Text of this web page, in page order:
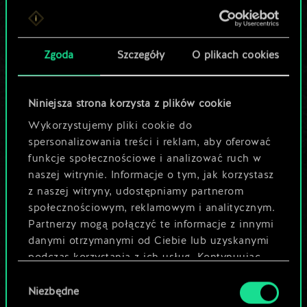
Zgoda Szczegóły O plikach cookies
Niniejsza strona korzysta z plików cookie
Wykorzystujemy pliki cookie do
spersonalizowania treści i reklam, aby oferować
funkcje społecznościowe i analizować ruch w
naszej witrynie. Informacje o tym, jak korzystasz
z naszej witryny, udostępniamy partnerom
społecznościowym, reklamowym i analitycznym.
Partnerzy mogą połączyć te informacje z innymi
danymi otrzymanymi od Ciebie lub uzyskanymi
podczas korzystania z ich usług. Kontynuując
używanie plików cookie.
zgody
Niezbędne
Lubisz grać tą talią?
Pomóż społeczności
odkryć jej
potencjał!
Nazwij talię i opisz swoją strategię
Edytuj talię
LUB